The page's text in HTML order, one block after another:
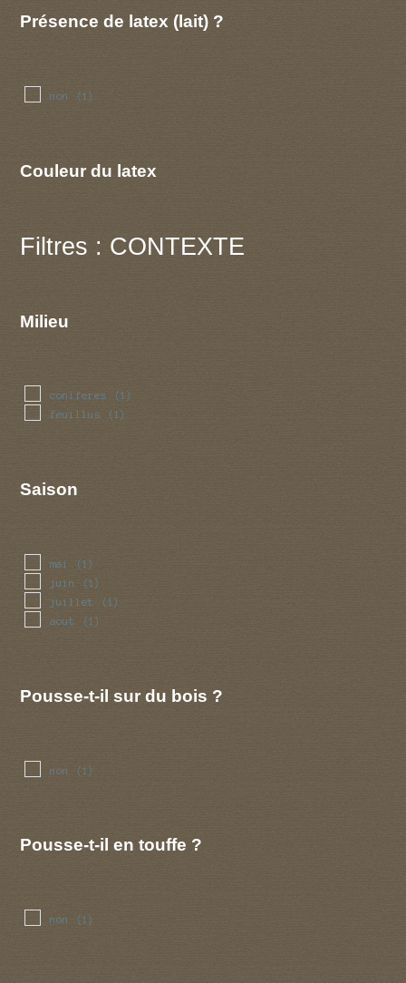
Présence de latex (lait) ?
non (1)
Couleur du latex
Filtres : CONTEXTE
Milieu
coniferes (1)
feuillus (1)
Saison
mai (1)
juin (1)
juillet (1)
aout (1)
Pousse-t-il sur du bois ?
non (1)
Pousse-t-il en touffe ?
non (1)